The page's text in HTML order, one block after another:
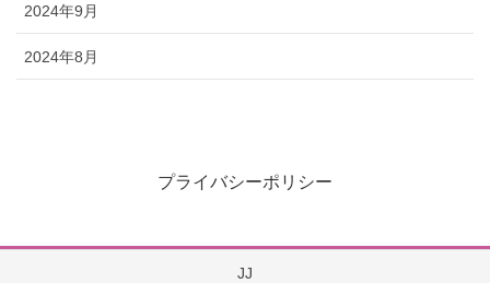
2024年9月
2024年8月
プライバシーポリシー
JJ